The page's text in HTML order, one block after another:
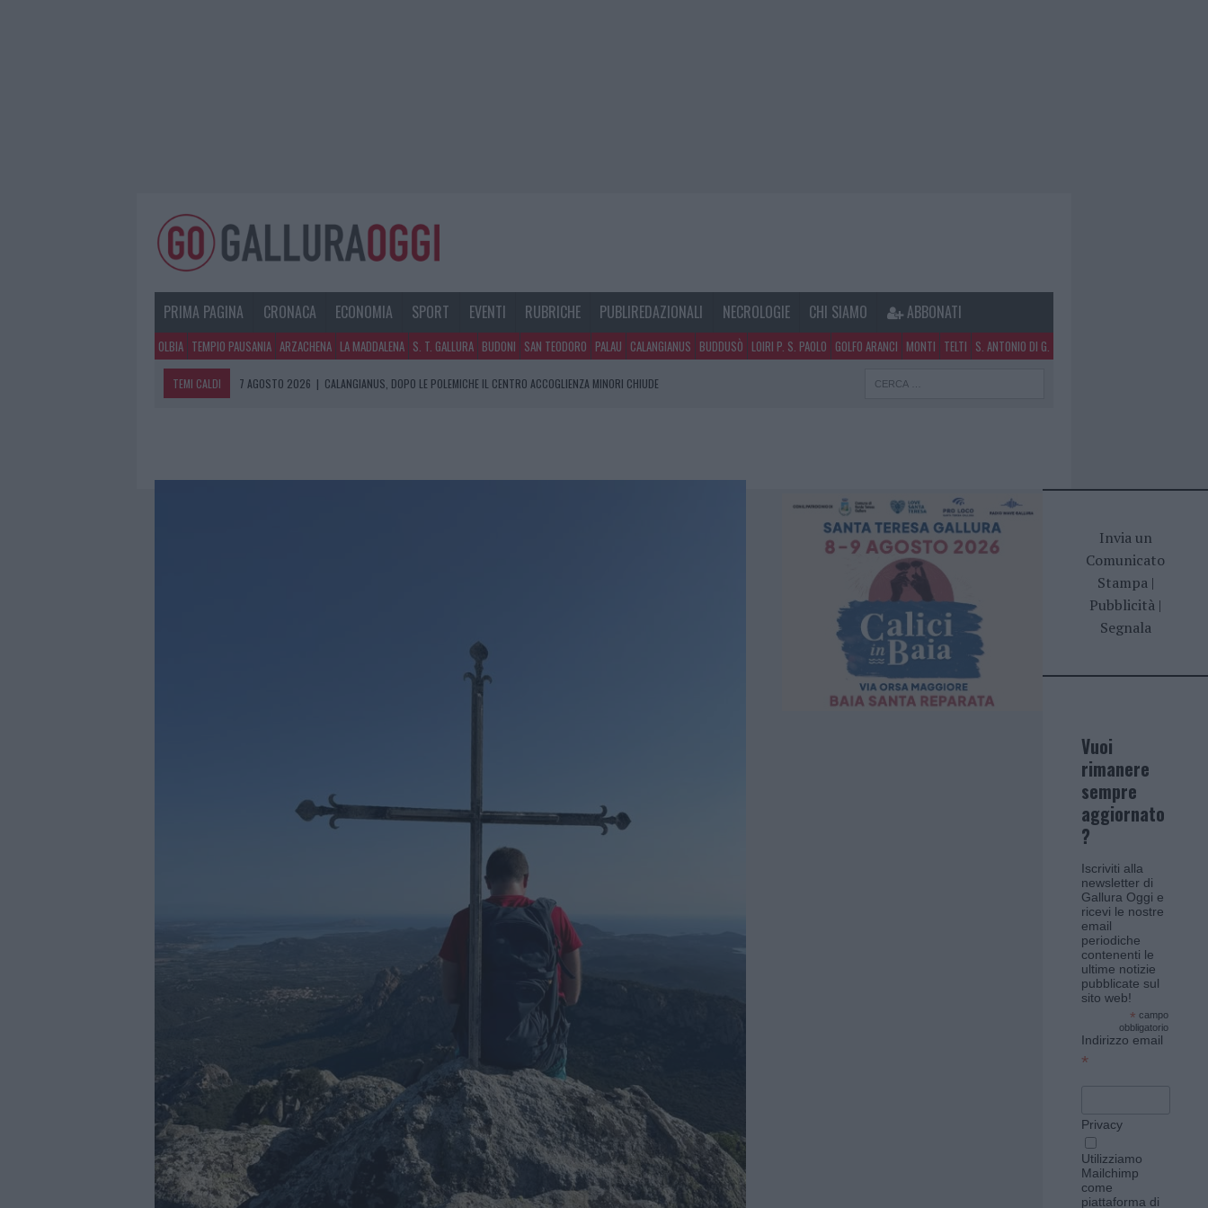
PRIMA PAGINA CRONACA ECONOMIA SPORT EVENTI RUBRICHE PUBLIREDAZIONALI NECROLOGIE CHI SIAMO ABBONATI
OLBIA TEMPIO PAUSANIA ARZACHENA LA MADDALENA S. T. GALLURA BUDONI SAN TEODORO PALAU CALANGIANUS BUDDUSÒ LOIRI P. S. PAOLO GOLFO ARANCI MONTI TELTI S. ANTONIO DI G.
TEMI CALDI 7 AGOSTO 2026 | CALANGIANUS, DOPO LE POLEMICHE IL CENTRO ACCOGLIENZA MINORI CHIUDE
Invia un
Comunicato
Stampa|
Pubblicità |
Segnala
Vuoi
rimanere
sempre
aggiornato
?
Iscriviti alla
newsletter di
Gallura Oggi e
ricevi le nostre
email
periodiche
contenenti le
ultime notizie
pubblicate sul
sito web!
* campo
obbligatorio
Indirizzo email
*
Privacy
Utilizziamo
Mailchimp
come
piattaforma di